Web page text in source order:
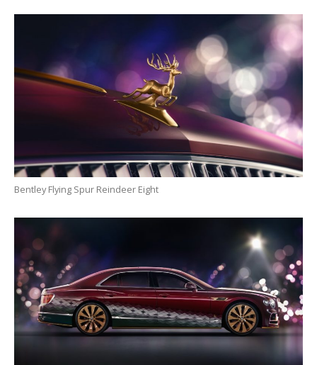
Bentley Flying Spur Reindeer Eight